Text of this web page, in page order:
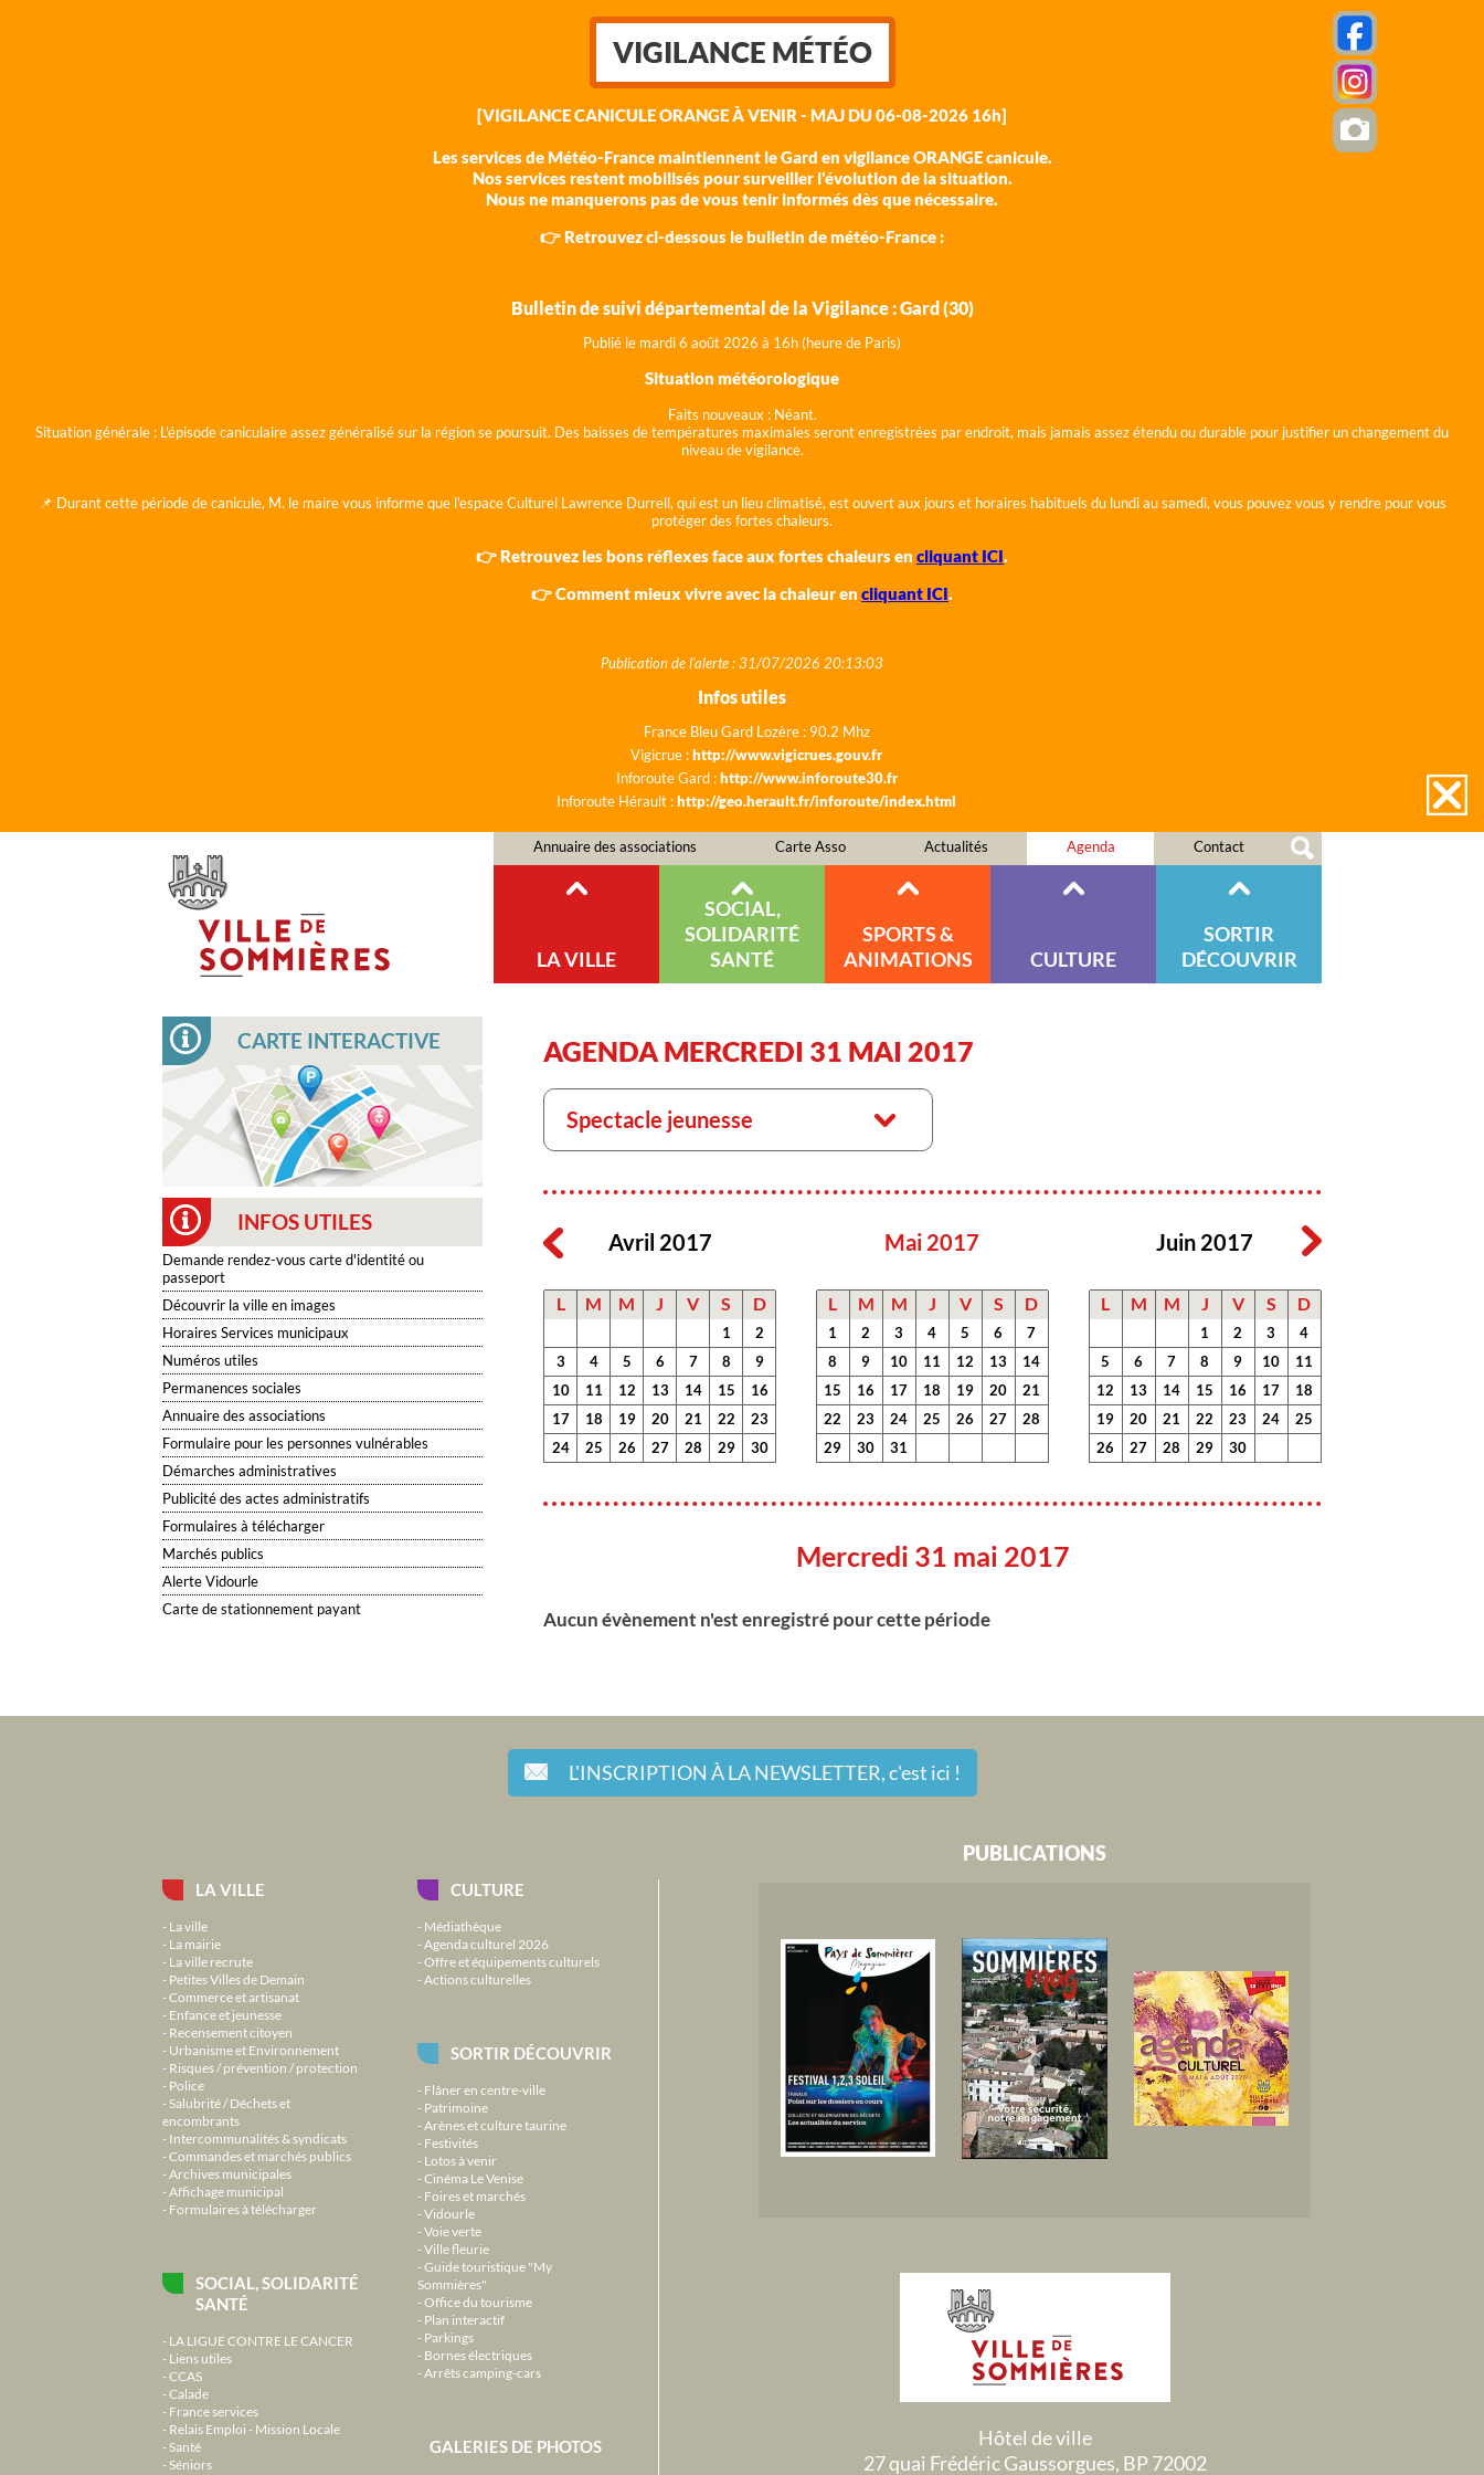
VIGILANCE MÉTÉO
[VIGILANCE CANICULE ORANGE À VENIR - MAJ DU 06-08-2026 16h]
Les services de Météo-France maintiennent le Gard en vigilance ORANGE canicule.
Nos services restent mobilisés pour surveiller l'évolution de la situation.
Nous ne manquerons pas de vous tenir informés dès que nécessaire.
👉 Retrouvez ci-dessous le bulletin de météo-France :
Bulletin de suivi départemental de la Vigilance : Gard (30)
Publié le mardi 6 août 2026 à 16h (heure de Paris)
Situation météorologique
Faits nouveaux : Néant.
Situation générale : L'épisode caniculaire assez généralisé sur la région se poursuit. Des baisses de températures maximales seront enregistrées par endroit, mais jamais assez étendu ou durable pour justifier un changement du
niveau de vigilance.
📌 Durant cette période de canicule, M. le maire vous informe que l'espace Culturel Lawrence Durrell, qui est un lieu climatisé, est ouvert aux jours et horaires habituels du lundi au samedi, vous pouvez vous y rendre pour vous
protéger des fortes chaleurs.
👉 Retrouvez les bons réflexes face aux fortes chaleurs en cliquant ICI.
👉 Comment mieux vivre avec la chaleur en cliquant ICI.
Publication de l'alerte : 31/07/2026 20:13:03
Infos utiles
France Bleu Gard Lozère : 90.2 Mhz
Vigicrue :http://www.vigicrues.gouv.fr
Inforoute Gard :http://www.inforoute30.fr
Inforoute Hérault :http://geo.herault.fr/inforoute/index.html
Annuaire des associations Carte Asso Actualités Agenda Contact
LA VILLE
SOCIAL,
SOLIDARITÉ
SANTÉ
SPORTS &
ANIMATIONS
CULTURE
SORTIR
DÉCOUVRIR
CARTE INTERACTIVE
INFOS UTILES
Demande rendez-vous carte d'identité ou
passeport
Découvrir la ville en images
Horaires Services municipaux
Numéros utiles
Permanences sociales
Annuaire des associations
Formulaire pour les personnes vulnérables
Démarches administratives
Publicité des actes administratifs
Formulaires à télécharger
Marchés publics
Alerte Vidourle
Carte de stationnement payant
AGENDA MERCREDI 31 MAI 2017
Spectacle jeunesse
Avril 2017
L M M J V S D
1
2
3
4 5 6 7 8
9
10
11 12 13 14 15
16
17
18 19 20 21 22
23
24
25 26 27 28 29 30
Mai 2017
L M M J V S D
1 2 3 4 5 6
7
8
9 10 11 12 13
14
15
16 17 18 19 20
21
22
23 24 25 26 27
28
29
30 31
Juin 2017
L M M J V S D
1 2 3
4
5
6 7 8 9 10
11
12
13 14 15 16 17
18
19
20 21 22 23 24
25
26
27 28 29 30
Mercredi 31 mai 2017
Aucun évènement n'est enregistré pour cette période
L'INSCRIPTION À LA NEWSLETTER,c'est ici !
LA VILLE
La ville
La mairie
La ville recrute
Petites Villes de Demain
Commerce et artisanat
Enfance et jeunesse
Recensement citoyen
Urbanisme et Environnement
Risques / prévention / protection
Police
Salubrité / Déchets et
encombrants
Intercommunalités & syndicats
Commandes et marchés publics
Archives municipales
Affichage municipal
Formulaires à télécharger
SOCIAL, SOLIDARITÉ
SANTÉ
LA LIGUE CONTRE LE CANCER
Liens utiles
CCAS
Calade
France services
Relais Emploi - Mission Locale
Santé
Séniors
CULTURE
Médiathèque
Agenda culturel 2026
Offre et équipements culturels
Actions culturelles
SORTIR DÉCOUVRIR
Flâner en centre-ville
Patrimoine
Arènes et culture taurine
Festivités
Lotos à venir
Cinéma Le Venise
Foires et marchés
Vidourle
Voie verte
Ville fleurie
Guide touristique "My
Sommières"
Office du tourisme
Plan interactif
Parkings
Bornes électriques
Arrêts camping-cars
GALERIES DE PHOTOS
PUBLICATIONS
Hôtel de ville
27 quai Frédéric Gaussorgues, BP 72002